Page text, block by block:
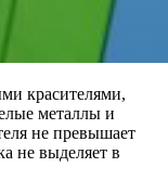
красителями,
металлы и
не превышает
не выделяет в